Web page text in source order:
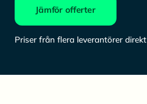
Jämför offerter
Priser från flera leverantörer direkt